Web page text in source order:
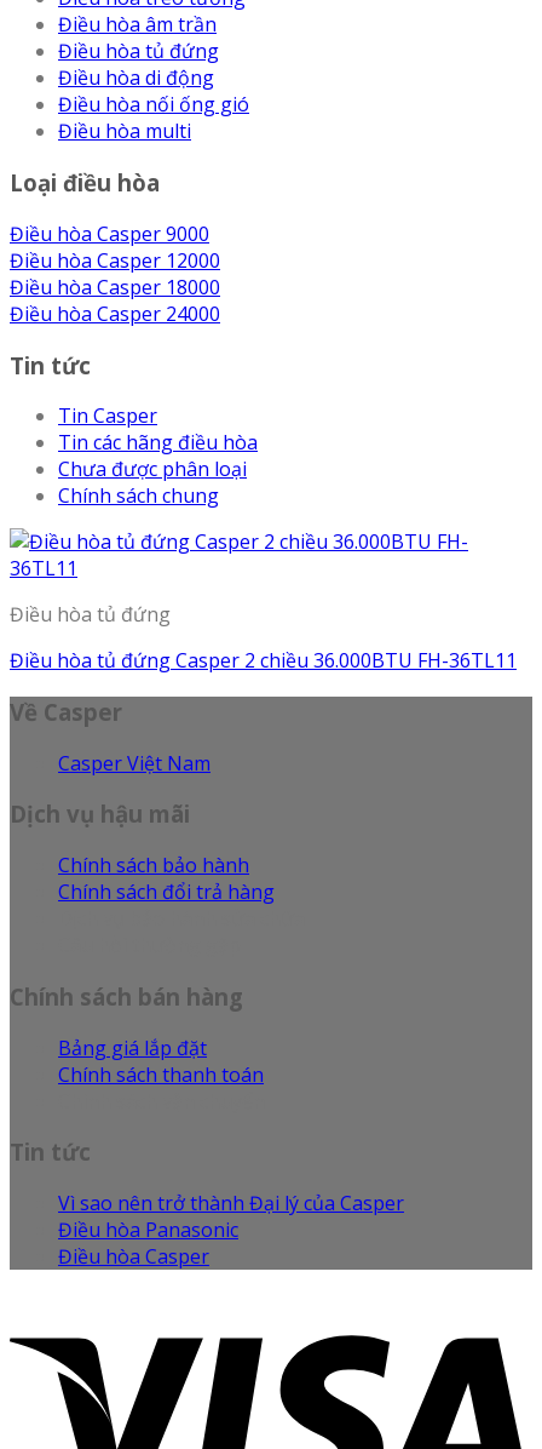
Điều hòa âm trần
Điều hòa tủ đứng
Điều hòa di động
Điều hòa nối ống gió
Điều hòa multi
Loại điều hòa
Điều hòa Casper 9000
Điều hòa Casper 12000
Điều hòa Casper 18000
Điều hòa Casper 24000
Tin tức
Tin Casper
Tin các hãng điều hòa
Chưa được phân loại
Chính sách chung
Điều hòa tủ đứng
Điều hòa tủ đứng Casper 2 chiều 36.000BTU FH-36TL11
Về Casper
Casper Việt Nam
Dịch vụ hậu mãi
Chính sách bảo hành
Chính sách đổi trả hàng
Chính sách bán hàng
Bảng giá lắp đặt
Chính sách thanh toán
Tin tức
Vì sao nên trở thành Đại lý của Casper
Điều hòa Panasonic
Điều hòa Casper